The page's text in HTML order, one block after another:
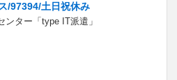
/97394/土日祝休み
ター「type IT派遣」